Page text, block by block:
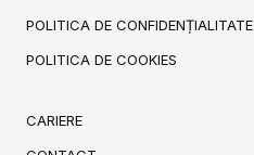
POLITICA DE CONFIDENȚIALITATE
POLITICA DE COOKIES
CARIERE